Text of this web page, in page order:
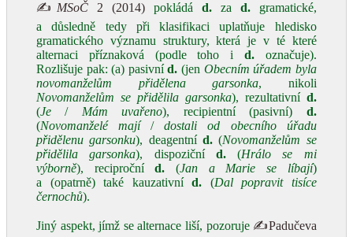
✍ MSoČ2 (2014)pokládá d.za d.gramatické,
a důsledně tedy při klasifikaci uplatňuje hledisko
gramatického významu struktury, která je v té které
alternaci příznaková (podle toho i d.označuje).
Rozlišuje pak: (a) pasivníd. (jen Obecním úřadem byla
novomanželům přidělena garsonka, nikoli
Novomanželům se přidělila garsonka), rezultativní d.
(Je / Mám uvařeno), recipientní (pasivní) d.
(Novomanželé mají/dostali od obecního úřadu
přidělenu garsonku), deagentníd. (Novomanželům se
přidělila garsonka), dispoziční d.(Hrálo se mi
výborně), recipročníd. (Jan a Marie se líbají)
a (opatrně) také kauzativníd. (Dal popravit tisíce
černochů).
Jiný aspekt, jímž se alternace liší, pozoruje ✍Padučeva